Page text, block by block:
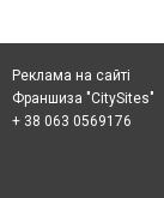
Реклама на сайті
Франшиза "CitySites"
+ 38 063 0569176